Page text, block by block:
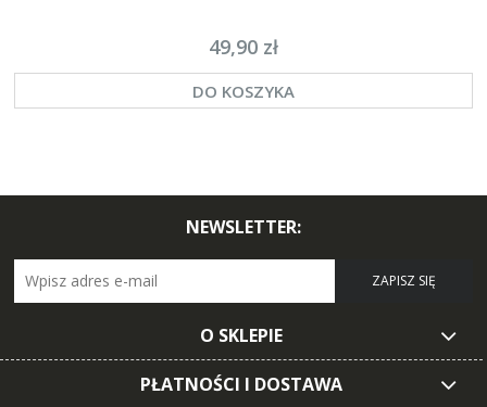
49,90 zł
DO KOSZYKA
NEWSLETTER:
ZAPISZ SIĘ
O SKLEPIE
PŁATNOŚCI I DOSTAWA